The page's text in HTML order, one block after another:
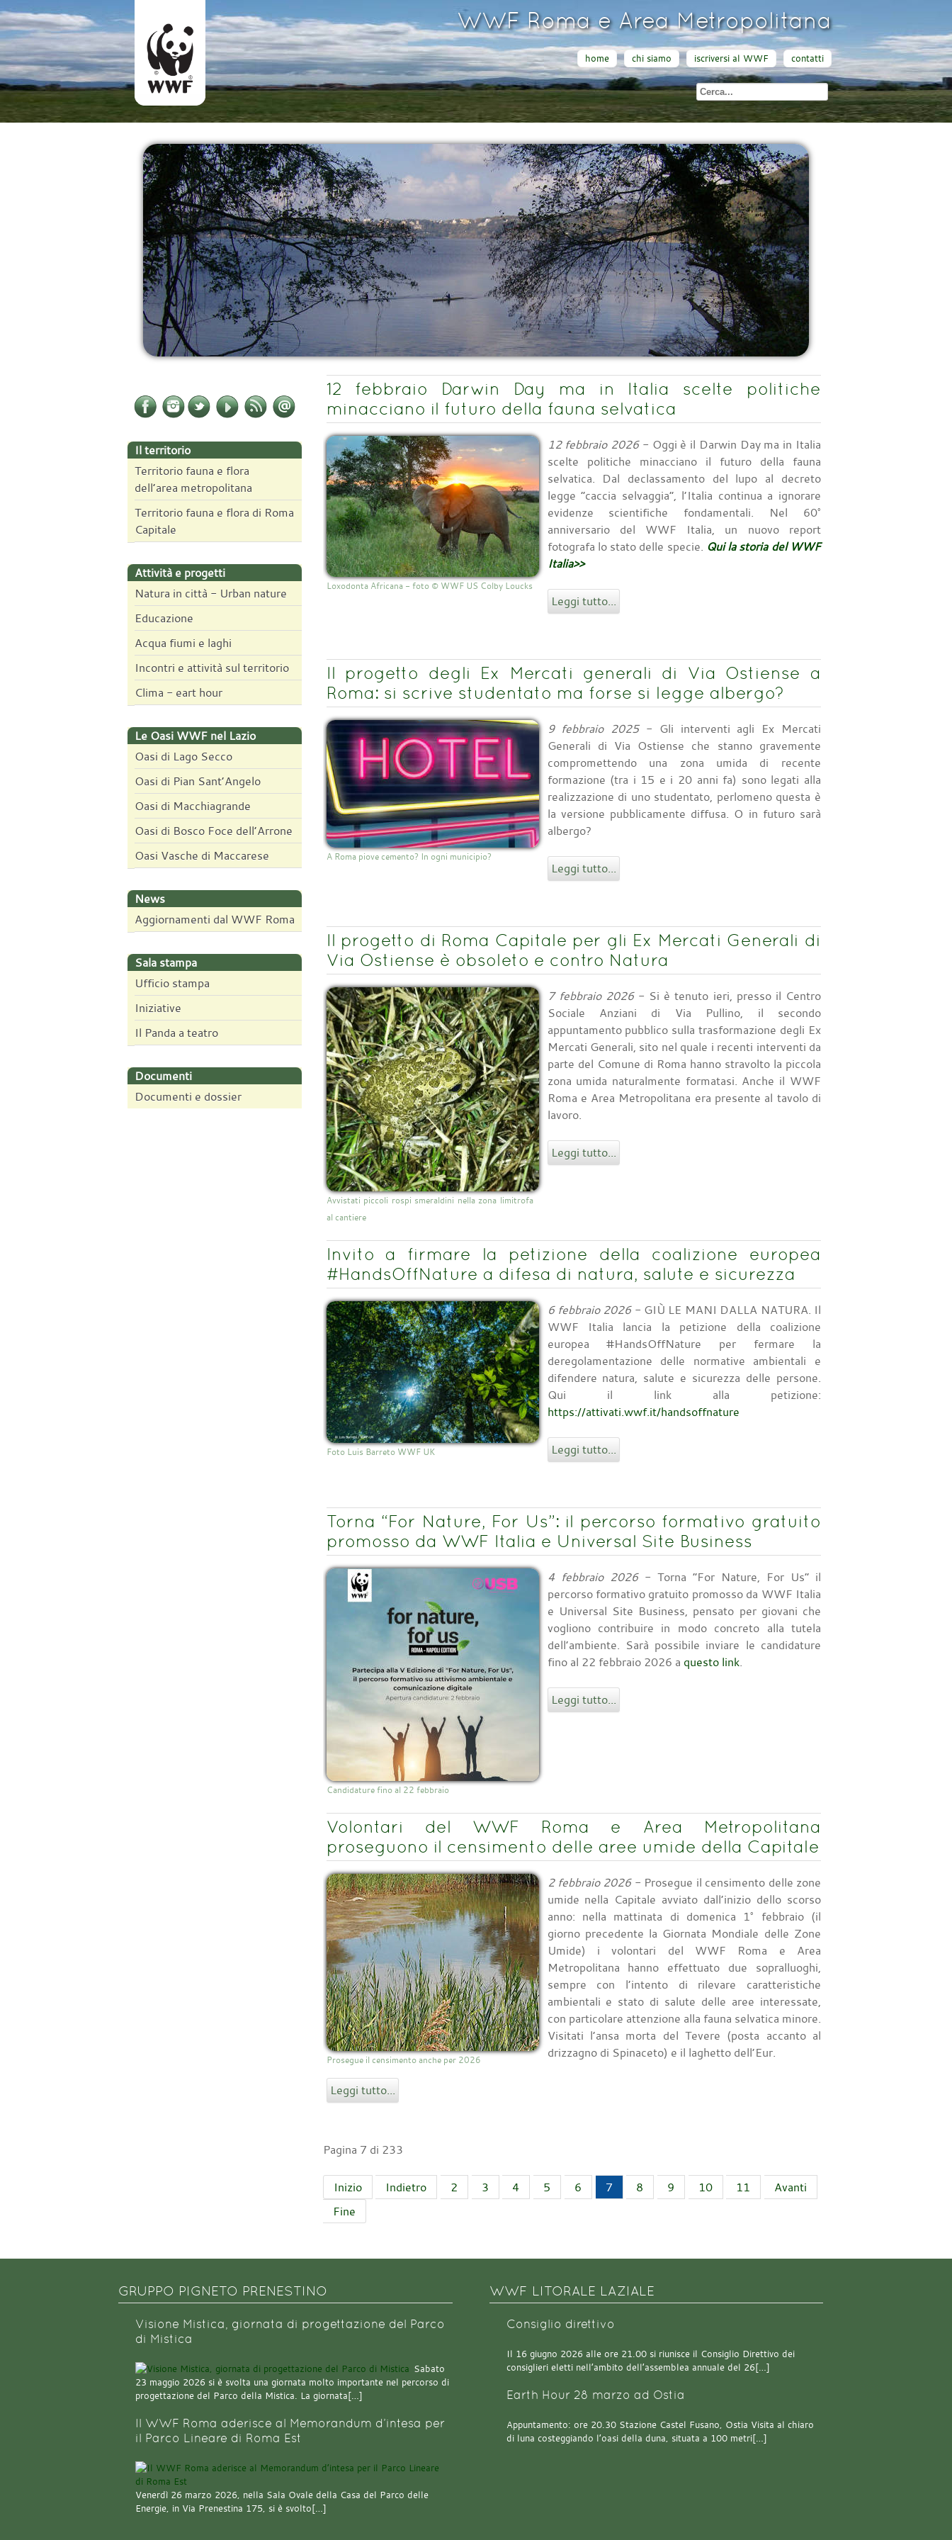
WWF Roma e Area Metropolitana
home chi siamo iscriversi al WWF contatti
Il territorio
Territorio fauna e flora
dell’area metropolitana
Territorio fauna e flora di Roma
Capitale
Attività e progetti
Natura in città - Urban nature
Educazione
Acqua fiumi e laghi
Incontri e attività sul territorio
Clima - eart hour
Le Oasi WWF nel Lazio
Oasi di Lago Secco
Oasi di Pian Sant’Angelo
Oasi di Macchiagrande
Oasi di Bosco Foce dell’Arrone
Oasi Vasche di Maccarese
News
Aggiornamenti dal WWF Roma
Sala stampa
Ufficio stampa
Iniziative
Il Panda a teatro
Documenti
Documenti e dossier
12 febbraio Darwin Day ma in Italia scelte politiche
minacciano il futuro della fauna selvatica
Loxodonta Africana - foto © WWF US Colby Loucks
12 febbraio 2026- Oggi è il Darwin Day ma in Italia
scelte politiche minacciano il futuro della fauna
selvatica. Dal declassamento del lupo al decreto
legge “caccia selvaggia”, l’Italia continua a ignorare
evidenze scientifiche fondamentali. Nel 60°
anniversario del WWF Italia, un nuovo report
fotografa lo stato delle specie. Qui la storia del WWF
Italia>>
Leggi tutto...
Il progetto degli Ex Mercati generali di Via Ostiense a
Roma: si scrive studentato ma forse si legge albergo?
A Roma piove cemento? In ogni municipio?
9 febbraio 2025- Gli interventi agli Ex Mercati
Generali di Via Ostiense che stanno gravemente
compromettendo una zona umida di recente
formazione (tra i 15 e i 20 anni fa) sono legati alla
realizzazione di uno studentato, perlomeno questa è
la versione pubblicamente diffusa. O in futuro sarà
albergo?
Leggi tutto...
Il progetto di Roma Capitale per gli Ex Mercati Generali di
Via Ostiense è obsoleto e contro Natura
Avvistati piccoli rospi smeraldini nella zona limitrofa
al cantiere
7 febbraio 2026- Si è tenuto ieri, presso il Centro
Sociale Anziani di Via Pullino, il secondo
appuntamento pubblico sulla trasformazione degli Ex
Mercati Generali, sito nel quale i recenti interventi da
parte del Comune di Roma hanno stravolto la piccola
zona umida naturalmente formatasi. Anche il WWF
Roma e Area Metropolitana era presente al tavolo di
lavoro.
Leggi tutto...
Invito a firmare la petizione della coalizione europea
#HandsOffNature a difesa di natura, salute e sicurezza
Foto Luis Barreto WWF UK
6 febbraio 2026- GIÙ LE MANI DALLA NATURA. Il
WWF Italia lancia la petizione della coalizione
europea #HandsOffNature per fermare la
deregolamentazione delle normative ambientali e
difendere natura, salute e sicurezza delle persone.
Qui il link alla petizione:
https://attivati.wwf.it/handsoffnature
Leggi tutto...
Torna “For Nature, For Us”: il percorso formativo gratuito
promosso da WWF Italia e Universal Site Business
Candidature fino al 22 febbraio
4 febbraio 2026- Torna “For Nature, For Us” il
percorso formativo gratuito promosso da WWF Italia
e Universal Site Business, pensato per giovani che
vogliono contribuire in modo concreto alla tutela
dell’ambiente. Sarà possibile inviare le candidature
fino al 22 febbraio 2026 a questo link.
Leggi tutto...
Volontari del WWF Roma e Area Metropolitana
proseguono il censimento delle aree umide della Capitale
Prosegue il censimento anche per 2026
2 febbraio 2026- Prosegue il censimento delle zone
umide nella Capitale avviato dall’inizio dello scorso
anno: nella mattinata di domenica 1° febbraio (il
giorno precedente la Giornata Mondiale delle Zone
Umide) i volontari del WWF Roma e Area
Metropolitana hanno effettuato due sopralluoghi,
sempre con l’intento di rilevare caratteristiche
ambientali e stato di salute delle aree interessate,
con particolare attenzione alla fauna selvatica minore.
Visitati l’ansa morta del Tevere (posta accanto al
drizzagno di Spinaceto) e il laghetto dell’Eur.
Leggi tutto...
Pagina 7 di 233
Inizio Indietro 2 3 4 5 6 7 8 9 10 11
Avanti
Fine
GRUPPO PIGNETO PRENESTINO
Visione Mistica, giornata di progettazione del Parco
di Mistica
Sabato
23 maggio 2026 si è svolta una giornata molto importante nel percorso di
progettazione del Parco della Mistica. La giornata[…]
Il WWF Roma aderisce al Memorandum d’intesa per
il Parco Lineare di Roma Est
Venerdì 26 marzo 2026, nella Sala Ovale della Casa del Parco delle
Energie, in Via Prenestina 175, si è svolto[…]
WWF LITORALE LAZIALE
Consiglio direttivo
Il 16 giugno 2026 alle ore 21.00 si riunisce il Consiglio Direttivo dei
consiglieri eletti nell’ambito dell’assemblea annuale del 26[…]
Earth Hour 28 marzo ad Ostia
Appuntamento: ore 20.30 Stazione Castel Fusano, Ostia Visita al chiaro
di luna costeggiando l’oasi della duna, situata a 100 metri[…]